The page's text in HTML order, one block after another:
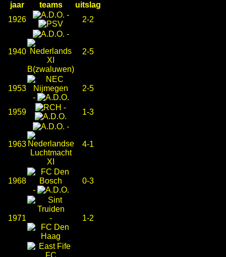
jaar
teams
uitslag
1926
-
2-2
1940
-
2-5
1953
-
2-5
1959
-
1-3
1963
-
4-1
1968
-
0-3
1971 - 1-2